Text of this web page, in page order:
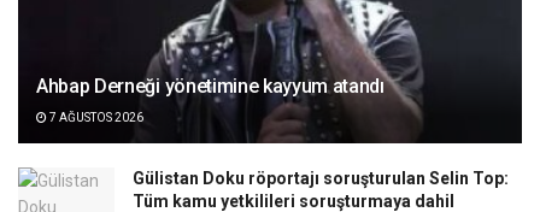
Ahbap Derneği yönetimine kayyum atandı
7 AĞUSTOS 2026
Gülistan Doku röportajı soruşturulan Selin Top:
Tüm kamu yetkilileri soruşturmaya dahil